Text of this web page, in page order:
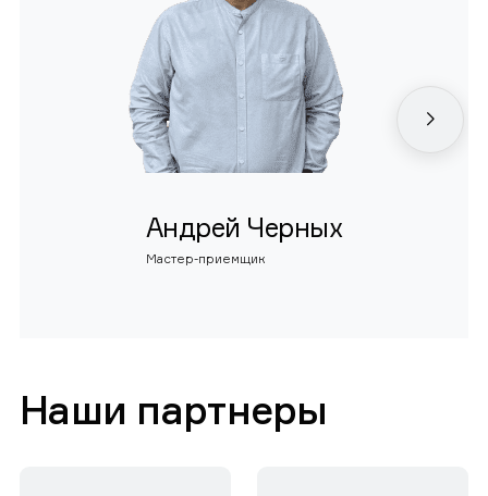
Андрей Черных
Мастер-приемщик
Наши партнеры